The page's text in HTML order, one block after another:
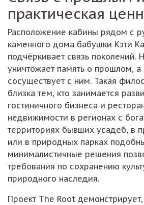
практическая
Расположение кабины рядом с
каменного дома бабушки Кэти
подчёркивает связь поколений.
уничтожает память о прошлом,
сосуществует с ним. Такая
близка тем, кто занимается
гостиничного бизнеса и
недвижимости в регионах с
территориях бывших усадеб, в
или в природных парках
минималистичные решения
требования по сохранению
природного наследия.
Проект The Root